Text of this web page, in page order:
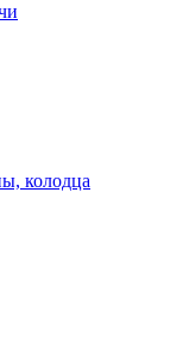
колодца